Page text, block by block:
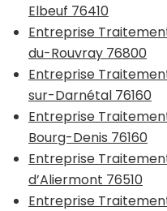
Elbeuf 76410
Entreprise
du-Rouvray 76800
Entreprise
sur-Darnétal 76160
Entreprise
Bourg-Denis 76160
Entreprise
d’Aliermont 76510
Entreprise